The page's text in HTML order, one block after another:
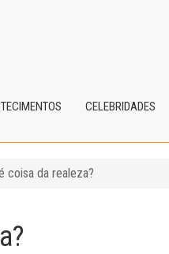
CELEBRIDADES
coisa da realeza?